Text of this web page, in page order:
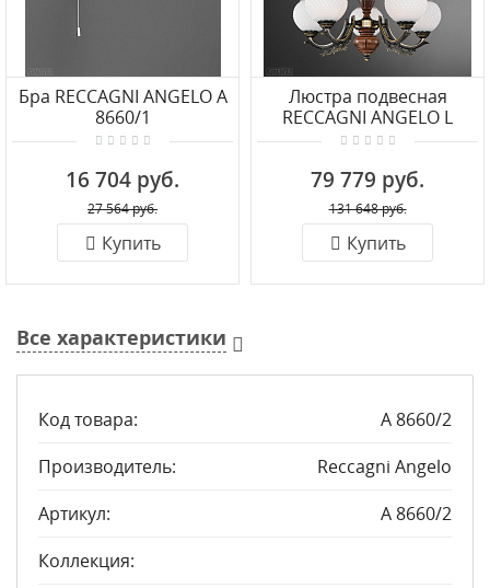
Бра RECCAGNI ANGELO A
8660/1
16 704 руб.
27 564 руб.
Купить
Люстра подвесная
RECCAGNI ANGELO L
8660/5
79 779 руб.
131 648 руб.
Купить
Все характеристики
Код товара:
A 8660/2
Производитель:
Reccagni Angelo
Артикул:
A 8660/2
Коллекция: